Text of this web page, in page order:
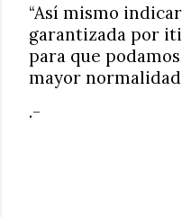
“Así mismo
garantizada por
para que
mayor normalidad
.-